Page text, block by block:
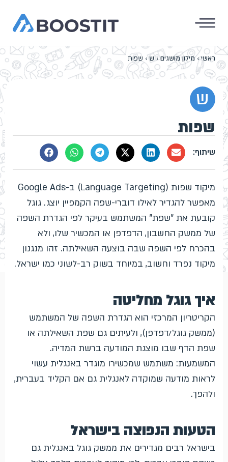
ראשי›מילון מושגים›ש› שפות
ש
שפות
מיקוד שפות (Language Targeting) ב-Google Ads
מאפשר להגדיר לאילו דוברי-שפה הקמפיין יוצג. גוגל
קובעת את "שפת" המשתמש בעיקר לפי הגדרת השפה
של ממשק החשבון, הדפדפן או המכשיר שלו, ולא
בהכרח לפי השפה שבה בוצעה השאילתה. זהו מנגנון
מיקוד נפרד וחשוב, במיוחד בשוק רב-לשוני כמו ישראל.
איך גוגל מחליטה
הקריטריון המרכזי הוא הגדרת השפה של המשתמש
(ממשק גוגל/דפדפן), ולעיתים גם שפת השאילתה או
שפת הדף שבו מוצגת המודעה ברשת המדיה.
המשמעות: משתמש שמכשירו מוגדר באנגלית עשוי
לראות מודעה שמוקדה לאנגלית גם אם הקליד בעברית,
ולהפך.
הטעות הנפוצה בישראל
בישראל רבים מגדירים את ממשק גוגל באנגלית גם